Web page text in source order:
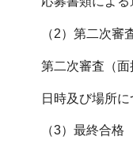
（2）第二次審
第二次審査（面
日時及び場所
（3）最終合格